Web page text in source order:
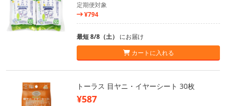
定期便対象
¥794
最短 8/8（土） にお届け
カートに入れる
トーラス 目ヤニ・イヤーシート 30枚
¥587